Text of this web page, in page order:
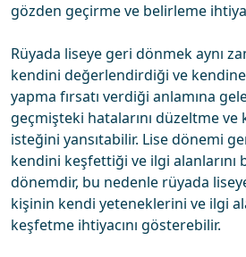
gözden geçirme ve belirleme
Rüyada liseye geri dönmek aynı
kendini değerlendirdiği ve
yapma fırsatı verdiği anlamına
geçmişteki hatalarını düzeltme
isteğini yansıtabilir. Lise dönemi
kendini keşfettiği ve ilgi alanlarını
dönemdir, bu nedenle rüyada
kişinin kendi yeteneklerini ve ilgi
keşfetme ihtiyacını gösterebilir.